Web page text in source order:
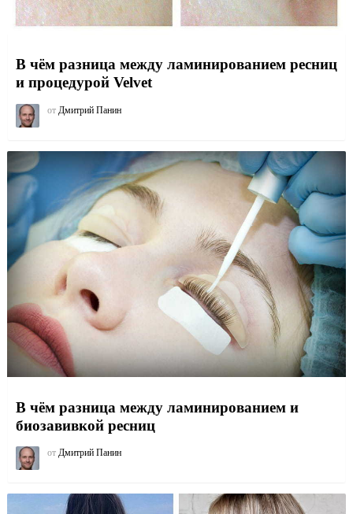
В чём разница между ламинированием ресниц
и процедурой Velvet
от Дмитрий Панин
В чём разница между ламинированием и
биозавивкой ресниц
от Дмитрий Панин